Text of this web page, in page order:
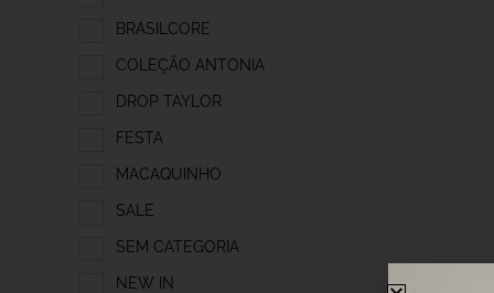
BRASILCORE
COLEÇÃO ANTONIA
DROP TAYLOR
FESTA
MACAQUINHO
SALE
SEM CATEGORIA
NEW IN